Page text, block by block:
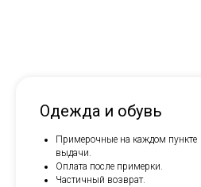
Одежда и обувь
Примерочные на каждом пункте
выдачи.
Оплата после примерки.
Частичный возврат.